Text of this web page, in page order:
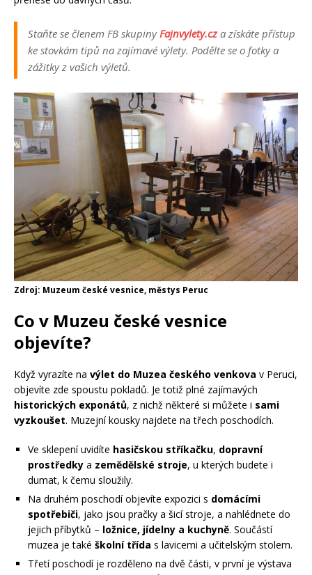
Staňte se členem FB skupinyFajnvylety.cza získáte přístup
ke stovkám tipů na zajímavé výlety. Podělte se o fotky a
zážitky z vašich výletů.
Zdroj: Muzeum české vesnice, městys Peruc
Co v Muzeu české vesnice
objevíte?
Když vyrazíte na výlet do Muzea českého venkova v Peruci,
objevíte zde spoustu pokladů. Je totiž plné zajímavých
historických exponátů, z nichž některé si můžete i sami
vyzkoušet. Muzejní kousky najdete na třech poschodích.
Ve sklepení uvidíte hasičskou stříkačku, dopravní
prostředky a zemědělské stroje, u kterých budete i
dumat, k čemu sloužily.
Na druhém poschodí objevíte expozici s domácími
spotřebiči, jako jsou pračky a šicí stroje, a nahlédnete do
jejich příbytků – ložnice, jídelny a kuchyně. Součástí
muzea je také školní třída s lavicemi a učitelským stolem.
Třetí poschodí je rozděleno na dvě části, v první je výstava